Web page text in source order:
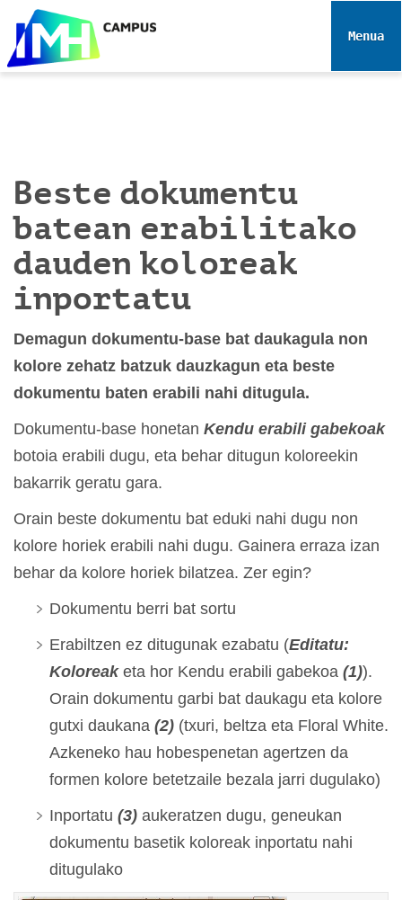
i
Toggle
Beste dokumentu
batean erabilitako
dauden koloreak
inportatu
Demagun dokumentu-base bat daukagula non
kolore zehatz batzuk dauzkagun eta beste
dokumentu baten erabili nahi ditugula.
Dokumentu-base honetan Kendu erabili gabekoak
botoia erabili dugu, eta behar ditugun koloreekin
bakarrik geratu gara.
Orain beste dokumentu bat eduki nahi dugu non
kolore horiek erabili nahi dugu. Gainera erraza izan
behar da kolore horiek bilatzea. Zer egin?
Dokumentu berri bat sortu
Erabiltzen ez ditugunak ezabatu (Editatu:
Koloreak eta hor Kendu erabili gabekoa (1)).
Orain dokumentu garbi bat daukagu eta kolore
gutxi daukana (2) (txuri, beltza eta Floral White.
Azkeneko hau hobespenetan agertzen da
formen kolore betetzaile bezala jarri dugulako)
Inportatu (3) aukeratzen dugu, geneukan
dokumentu basetik koloreak inportatu nahi
ditugulako